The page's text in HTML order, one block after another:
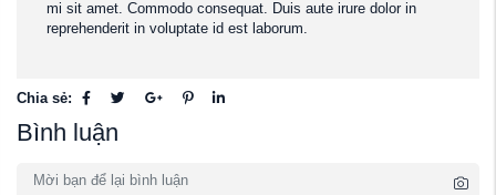
mi sit amet. Commodo consequat. Duis aute irure dolor in
reprehenderit in voluptate id est laborum.
Chia sẻ:
Bình luận